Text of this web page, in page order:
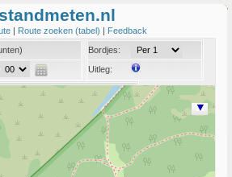
| Route zoeken (tabel) | Feedback
Bordjes:
Uitleg:
deze route